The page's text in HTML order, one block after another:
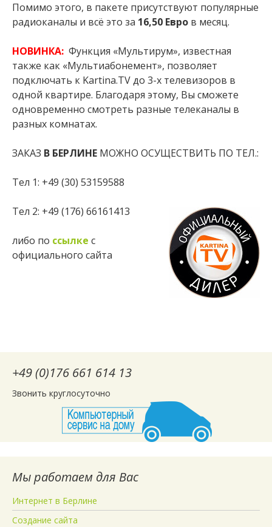
Помимо этого, в пакете присутствуют популярные
радиоканалы и всё это за 16,50 Евро в месяц.
НОВИНКА: Функция «Мультирум», известная
также как «Мультиабонемент», позволяет
подключать к Kartina.TV до 3-х телевизоров в
одной квартире. Благодаря этому, Вы сможете
одновременно смотреть разные телеканалы в
разных комнатах.
ЗАКАЗ В БЕРЛИНЕ МОЖНО ОСУЩЕСТВИТЬ ПО ТЕЛ.:
Тел 1: +49 (30) 53159588
Тел 2: +49 (176) 66161413
либо по ссылке с
официального сайта
+49 (0)176 661 614 13
Звонить круглосуточно
Мы работаем для Вас
Интернет в Берлине
Создание сайта